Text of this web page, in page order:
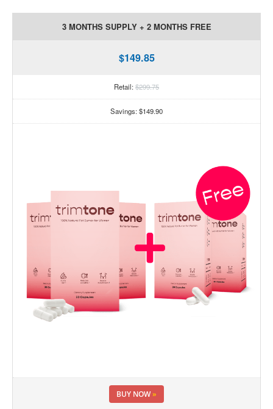
3 MONTHS SUPPLY + 2 MONTHS FREE
$149.85
Retail:$299.75
Savings: $149.90
BUY NOW»